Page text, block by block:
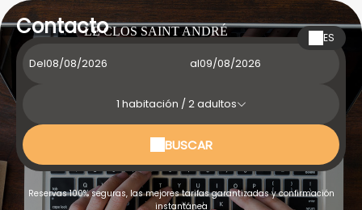
LE CLOS SAINT ANDRÉ ES
Contacto
Del al
1 habitación /2adultos
BUSCAR
Reservas 100% seguras, las mejores tarifas garantizadas y confirmación
instantánea